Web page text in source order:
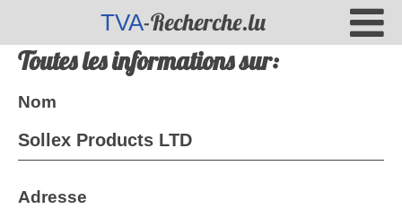
TVA-Recherche.lu
Toutes les informations sur:
Nom
Sollex Products LTD
Adresse